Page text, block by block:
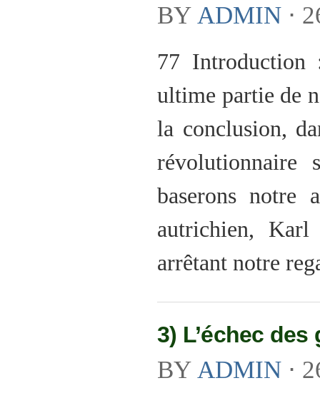
BY ADMIN ⋅
77
ultime partie de
la conclusion,
révolutionnaire
baserons notre
autrichien, Karl
arrêtant notre
3) L’échec
BY ADMIN ⋅